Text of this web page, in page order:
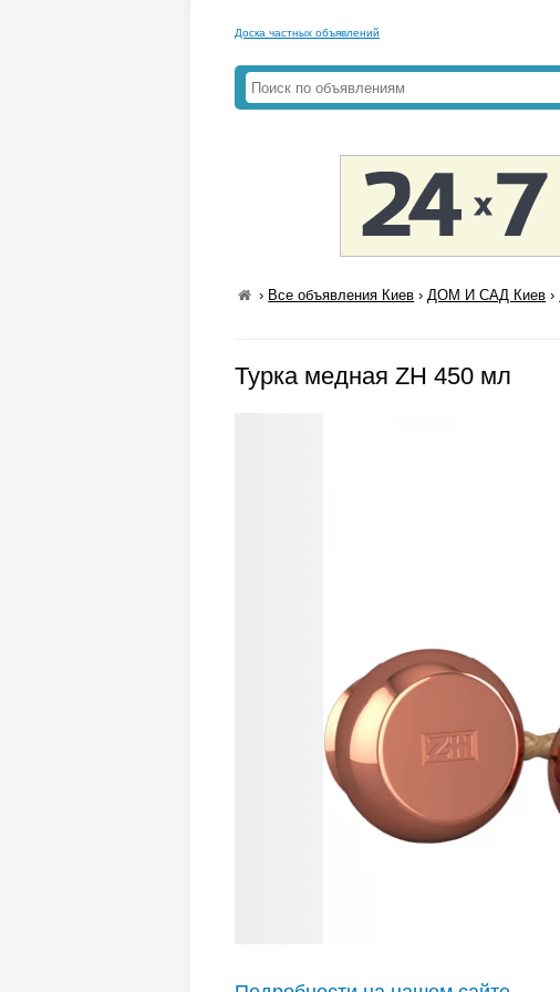
Доска частных объявлений
› Все объявления Киев ›ДОМ И САД Киев ›
Турка медная ZH 450 мл